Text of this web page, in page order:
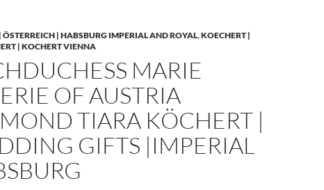
| HABSBURG IMPERIAL AND ROYAL,KOECHERT |
| KOCHERT VIENNA
MARIE
OF AUSTRIA
TIARA KÖCHERT |
GIFTS |IMPERIAL